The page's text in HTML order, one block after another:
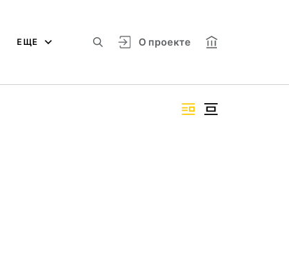
О проекте
ЕЩЕ